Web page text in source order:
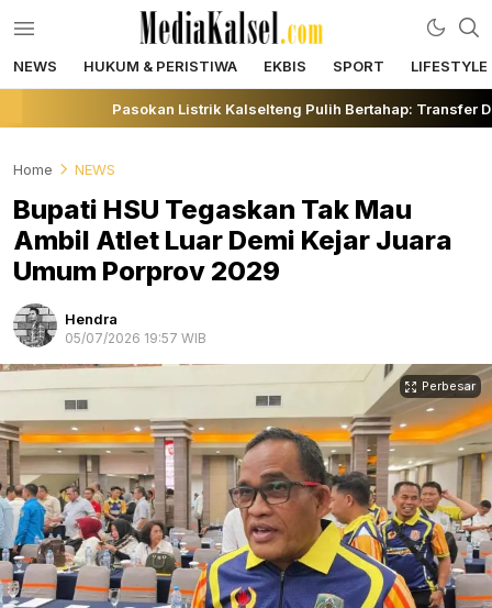
mediakalsel.com
Berita Update Banua
NEWS HUKUM & PERISTIWA EKBIS SPORT LIFESTYLE
Pasokan Listrik Kalselteng Pulih Bertahap: Transfer
Home NEWS
Bupati HSU Tegaskan Tak Mau
Ambil Atlet Luar Demi Kejar Juara
Umum Porprov 2029
Hendra
05/07/2026 19:57 WIB
Perbesar